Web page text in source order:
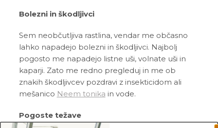
Bolezni in škodljivci
Sem neobčutljiva rastlina, vendar me občasno
lahko napadejo bolezni in škodljivci. Najbolj
pogosto me napadejo listne uši, volnate uši in
kaparji. Zato me redno pregleduj in me ob
znakih škodljivcev pozdravi z insekticidom ali
mešanico Neem tonika in vode.
Pogoste težave